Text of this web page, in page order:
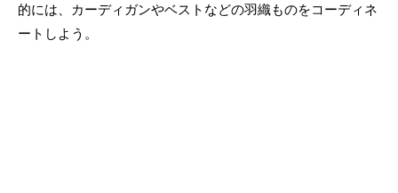
的には、カーディガンやベストなどの羽織ものをコーディネ
ートしよう。